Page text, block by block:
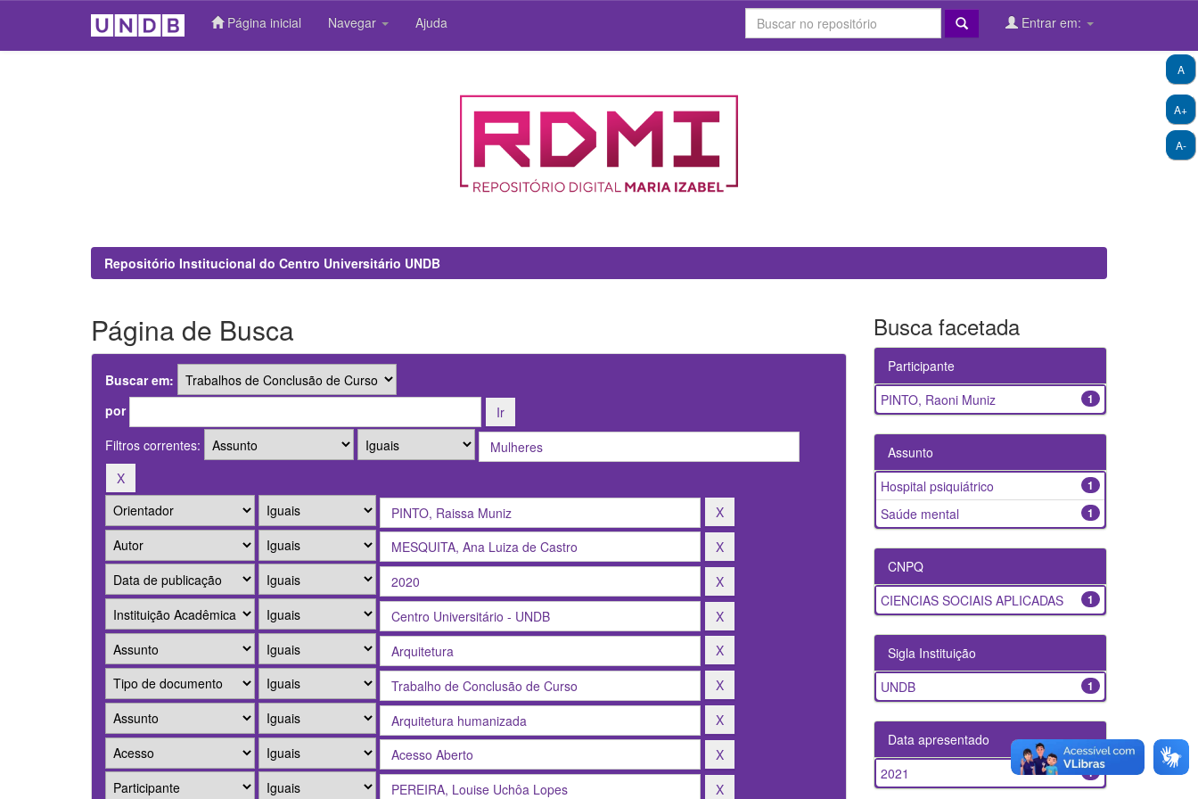
Página inicial Navegar Ajuda Entrar em:
A+
A-
A
Repositório Institucional do Centro Universitário UNDB
Página de Busca
Buscar em:
por
Filtros correntes:
Busca facetada
Participante
1
PINTO, Raoni Muniz
Assunto
1
Hospital psiquiátrico
1
Saúde mental
CNPQ
1
CIENCIAS SOCIAIS APLICADAS
Sigla Instituição
1
UNDB
Data apresentado
1
2021